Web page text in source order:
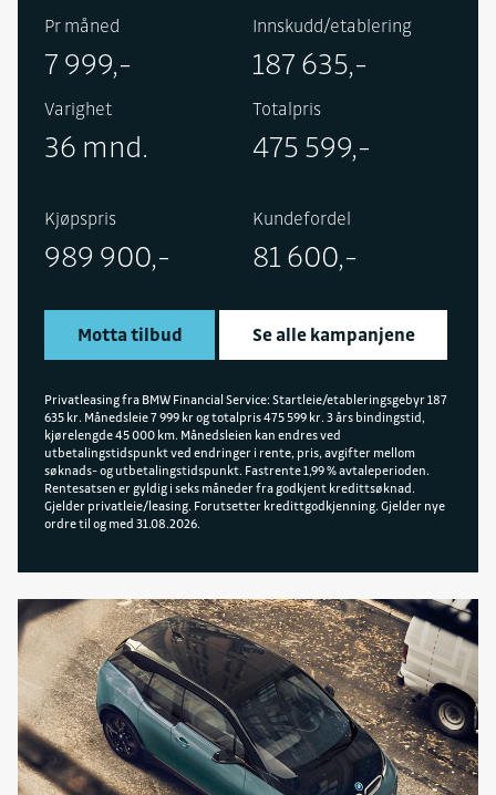
Pr måned
7 999,-
Innskudd/etablering
187 635,-
Varighet
36 mnd.
Totalpris
475 599,-
Kjøpspris
989 900,-
Kundefordel
81 600,-
Motta tilbud Se alle kampanjene
Privatleasing fra BMW Financial Service: Startleie/etableringsgebyr 187
635 kr. Månedsleie 7 999 kr og totalpris 475 599 kr. 3 års bindingstid,
kjørelengde 45 000 km. Månedsleien kan endres ved
utbetalingstidspunkt ved endringer i rente, pris, avgifter mellom
søknads- og utbetalingstidspunkt. Fastrente 1,99 % avtaleperioden.
Rentesatsen er gyldig i seks måneder fra godkjent kredittsøknad.
Gjelder privatleie/leasing. Forutsetter kredittgodkjenning. Gjelder nye
ordre til og med 31.08.2026.